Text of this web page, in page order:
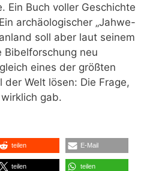
Ein Buch voller Geschichte
archäologischer „Jahwe-
soll aber laut seinem
Bibelforschung neu
eines der größten
der Welt lösen: Die Frage,
gab.
teilen E-Mail
teilen teilen